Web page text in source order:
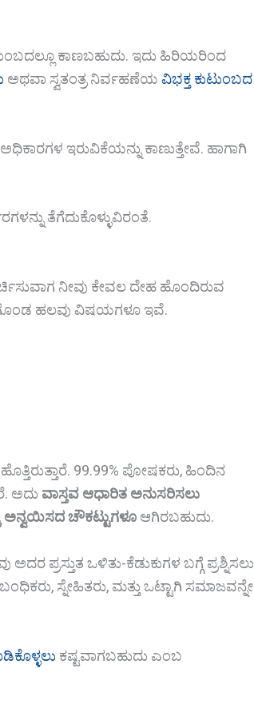
ಕಾಣಬಹುದು. ಇದು ಹಿರಿಯರಿಂದ
ಅಥವಾ ಸ್ವತಂತ್ರ ನಿರ್ವಹಣೆಯ ವಿಭಕ್ತ ಕುಟುಂಬದ
ಇರುವಿಕೆಯನ್ನು ಕಾಣುತ್ತೇವೆ. ಹಾಗಾಗಿ
ತೆಗೆದುಕೊಳ್ಳುವಿರಂತೆ.
ನೀವು ಕೇವಲ ದೇಹ ಹೊಂದಿರುವ
ಹಲವು ವಿಷಯಗಳೂ ಇವೆ.
99.99% ಪೋಷಕರು, ಹಿಂದಿನ
ಅದು ವಾಸ್ತವ ಆಧಾರಿತ ಅನುಸರಿಸಲು
ಅನ್ವಯಿಸದ ಚೌಕಟ್ಟುಗಳೂ ಆಗಿರಬಹುದು.
ಪ್ರಸ್ತುತ ಒಳಿತು-ಕೆಡುಕುಗಳ ಬಗ್ಗೆ ಪ್ರಶ್ನಿಸಲು
ಸ್ನೇಹಿತರು, ಮತ್ತು ಒಟ್ಟಾಗಿ ಸಮಾಜವನ್ನೇ
ಕಷ್ಟವಾಗಬಹುದು ಎಂಬ